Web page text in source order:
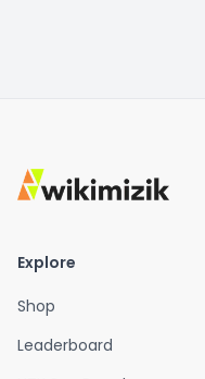
Explore
Shop
Leaderboard